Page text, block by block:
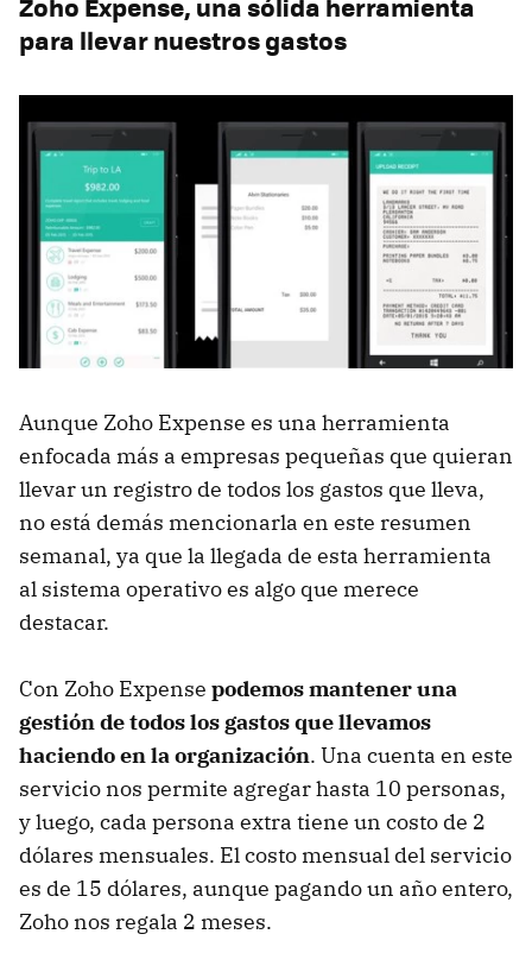
para llevar nuestros gastos
Aunque Zoho Expense es una herramienta
enfocada más a empresas pequeñas que quieran
llevar un registro de todos los gastos que lleva,
no está demás mencionarla en este resumen
semanal, ya que la llegada de esta herramienta
al sistema operativo es algo que merece
destacar.
Con Zoho Expense podemos mantener una
gestión de todos los gastos que llevamos
haciendo en la organización. Una cuenta en este
servicio nos permite agregar hasta 10 personas,
y luego, cada persona extra tiene un costo de 2
dólares mensuales. El costo mensual del servicio
es de 15 dólares, aunque pagando un año entero,
Zoho nos regala 2 meses.